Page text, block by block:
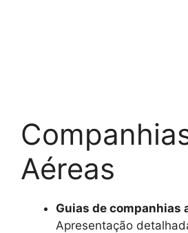
Aéreas
Guias de companhias
Apresentação